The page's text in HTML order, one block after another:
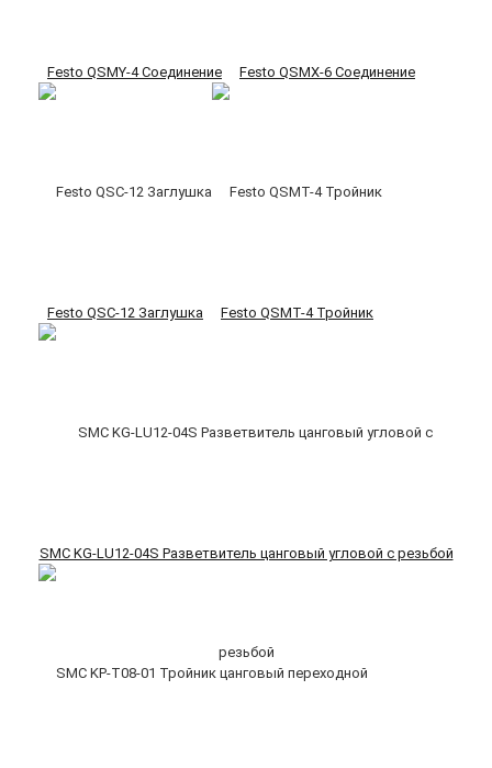
Festo QSMY-4 Соединение Festo QSMX-6 Соединение
Festo QSC-12 Заглушка Festo QSMT-4 Тройник
SMC KG-LU12-04S Разветвитель цанговый угловой с резьбой